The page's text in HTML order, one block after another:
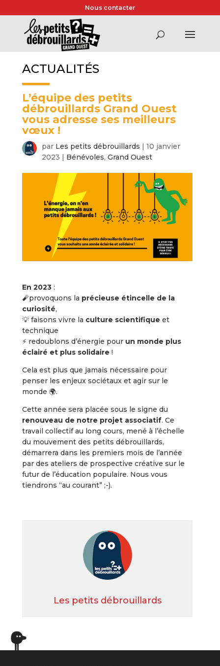
Nous contacter
ACTUALITÉS
L’équipe des petits
débrouillards Grand Ouest
vous adresse ses meilleurs
vœux !
par Les petits débrouillards | 10 janvier
2023 | Bénévoles, Grand Ouest
En 2023:
🧨provoquons la précieuse étincelle de la
curiosité,
💡 faisons vivre la culture scientifique et
technique
⚡️ redoublons d’énergie pour un monde plus
éclairé et plus solidaire !
Cela est plus que jamais nécessaire pour
penser les enjeux sociétaux et agir sur le
monde 🌍.
Cette année sera placée sous le signe du
renouveau de notre projet associatif. Ce
travail collectif au long cours, mené à l’échelle
du mouvement des petits débrouillards,
démarrera dans les premiers mois de l’année
par des ateliers de prospective créative sur le
futur de l’éducation populaire. Nous vous
tiendrons “au courant” ;-).
Les petits débrouillards